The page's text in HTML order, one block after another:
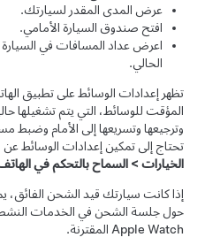
عرض المدى المقدر لسيارتك.
افتح صندوق السيارة الأمامي.
اعرض عداد المسافات في السيارة
الحالي.
تظهر إعدادات الوسائط على تطبيق
المؤقت للوسائط، التي يتم تشغيلها حاليا
وترجيعها وتسريعها إلى الأمام وضبط
تحتاج إلى تمكين إعدادات الوسائط عن
الخيارات>السماح بالتحكم في الهاتف
إذا كانت سيارتك قيد الشحن الفائق،
Apple Watch المقترنة.